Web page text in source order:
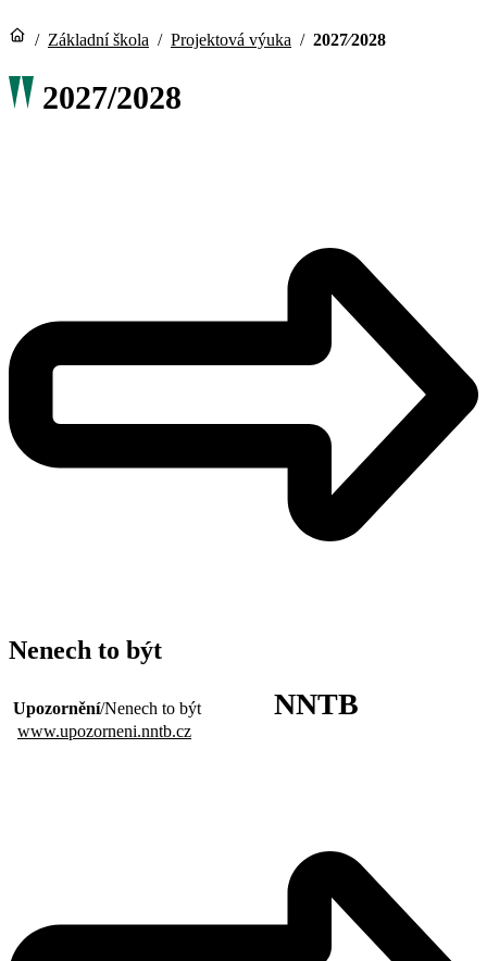
/ Základní škola / Projektová výuka / 2027⁄2028
2027/2028
Nenech to být
Upozornění/Nenech to být NNTB
www.upozorneni.nntb.cz